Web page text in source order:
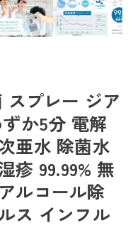
スプレー ジア
か5分 電解
亜水 除菌水
疹 99.99% 無
ルコール除
ス インフル